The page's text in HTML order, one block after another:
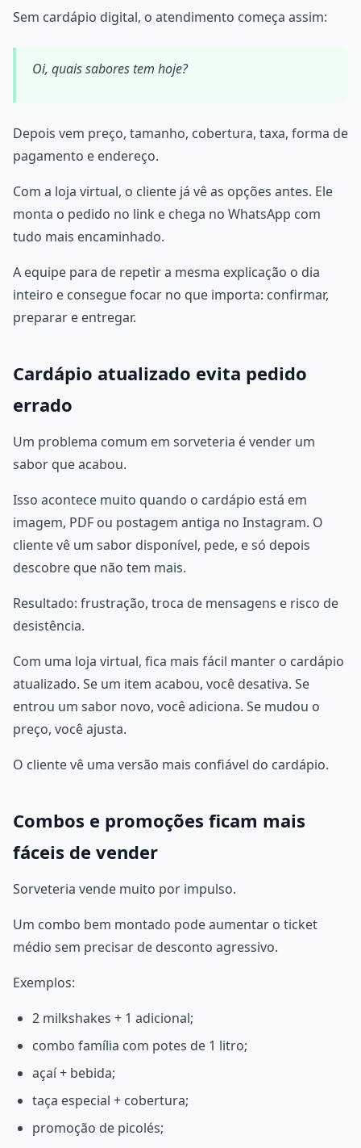
Sem cardápio digital, o atendimento começa assim:
Oi, quais sabores tem hoje?
Depois vem preço, tamanho, cobertura, taxa, forma de
pagamento e endereço.
Com a loja virtual, o cliente já vê as opções antes. Ele
monta o pedido no link e chega no WhatsApp com
tudo mais encaminhado.
A equipe para de repetir a mesma explicação o dia
inteiro e consegue focar no que importa: confirmar,
preparar e entregar.
Cardápio atualizado evita pedido
errado
Um problema comum em sorveteria é vender um
sabor que acabou.
Isso acontece muito quando o cardápio está em
imagem, PDF ou postagem antiga no Instagram. O
cliente vê um sabor disponível, pede, e só depois
descobre que não tem mais.
Resultado: frustração, troca de mensagens e risco de
desistência.
Com uma loja virtual, fica mais fácil manter o cardápio
atualizado. Se um item acabou, você desativa. Se
entrou um sabor novo, você adiciona. Se mudou o
preço, você ajusta.
O cliente vê uma versão mais confiável do cardápio.
Combos e promoções ficam mais
fáceis de vender
Sorveteria vende muito por impulso.
Um combo bem montado pode aumentar o ticket
médio sem precisar de desconto agressivo.
Exemplos:
2 milkshakes + 1 adicional;
combo família com potes de 1 litro;
açaí + bebida;
taça especial + cobertura;
promoção de picolés;